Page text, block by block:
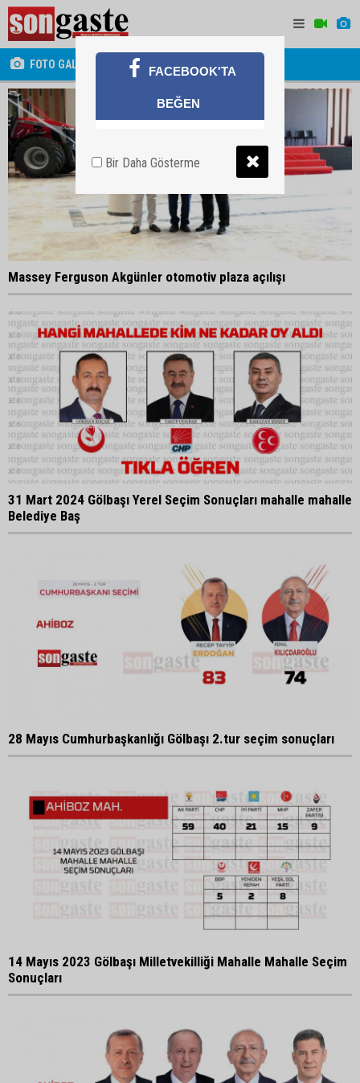
FOTO GALERİ
Massey Ferguson Akgünler otomotiv plaza açılışı
31 Mart 2024 Gölbaşı Yerel Seçim Sonuçları mahalle mahalle
Belediye Baş
28 Mayıs Cumhurbaşkanlığı Gölbaşı 2.tur seçim sonuçları
14 Mayıs 2023 Gölbaşı Milletvekilliği Mahalle Mahalle Seçim
Sonuçları
FACEBOOK'TA
BEĞEN
Bir Daha Gösterme